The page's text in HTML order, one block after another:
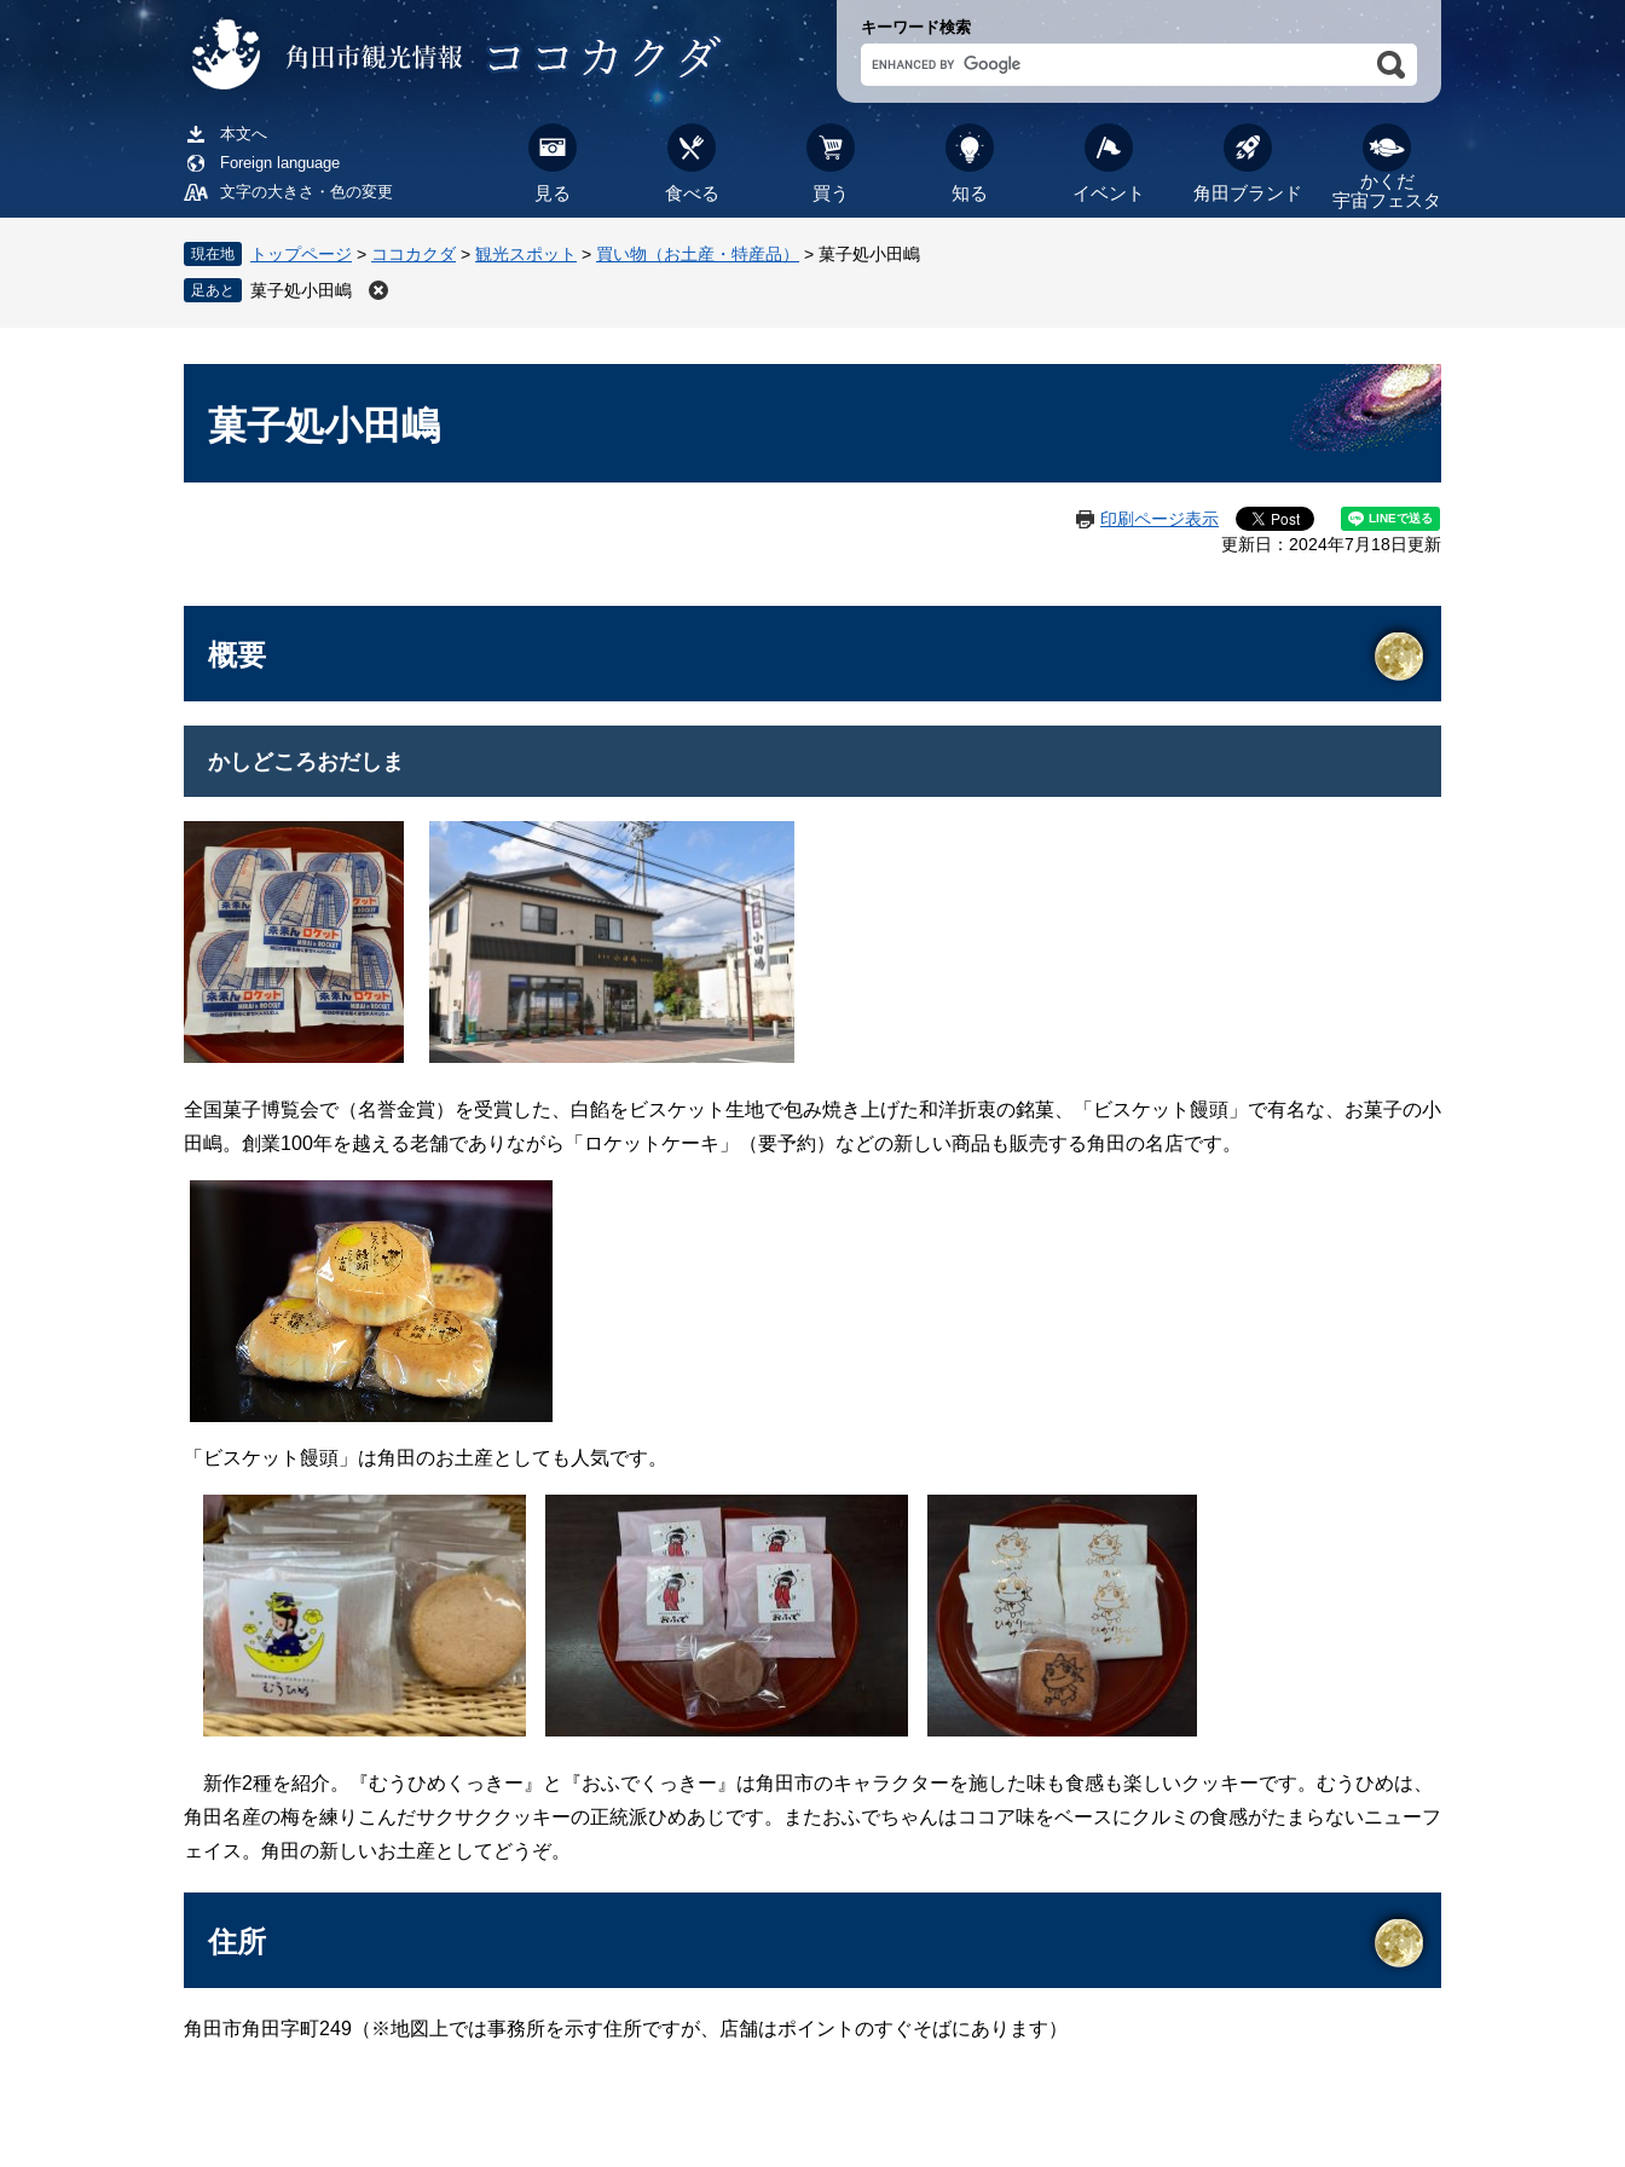
ペ
ー
す
メ
ニ
し
キーワード検索
本文へ
Foreign language
文字の大きさ・色の変更
見る 食べる 買う 知る イベント 角田ブランド
かくだ
宇宙フェスタ
現在地 トップページ > ココカクダ > 観光スポット > 買い物（お土産・特産品） > 菓子処小田嶋
菓子処小田嶋
菓子処小田嶋
印刷ページ表示
更新日：2024年7月18日更新
概要
かしどころおだしま
全国菓子博覧会で（名誉金賞）を受賞した、白餡をビスケット生地で包み焼き上げた和洋折衷の銘菓、「ビスケット饅頭」で有名な、お菓子の小
田嶋。創業100年を越える老舗でありながら「ロケットケーキ」（要予約）などの新しい商品も販売する角田の名店です。
「ビスケット饅頭」は角田のお土産としても人気です。
新作2種を紹介。『むうひめくっきー』と『おふでくっきー』は角田市のキャラクターを施した味も食感も楽しいクッキーです。むうひめは、
角田名産の梅を練りこんだサクサククッキーの正統派ひめあじです。またおふでちゃんはココア味をベースにクルミの食感がたまらないニューフ
ェイス。角田の新しいお土産としてどうぞ。
住所
角田市角田字町249（※地図上では事務所を示す住所ですが、店舗はポイントのすぐそばにあります）